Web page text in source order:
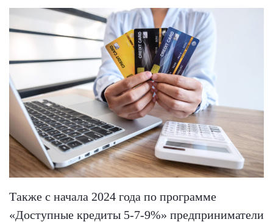
Также с начала 2024 года по программе
«Доступные кредиты 5-7-9%» предприниматели